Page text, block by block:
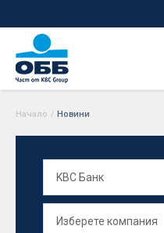
Начало / Новини